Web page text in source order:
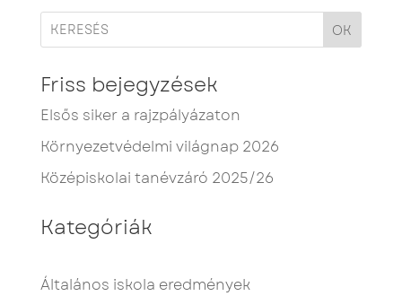
OK
Friss bejegyzések
Elsős siker a rajzpályázaton
Környezetvédelmi világnap 2026
Középiskolai tanévzáró 2025/26
Kategóriák
Általános iskola eredmények